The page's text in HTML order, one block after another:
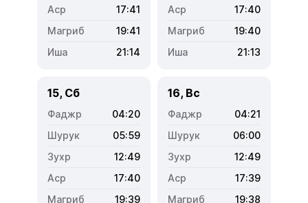
17:41
19:41
21:14
17:40
19:40
21:13
15, Сб
04:20
05:59
12:49
17:40
19:39
16, Вс
04:21
06:00
12:49
17:39
19:38